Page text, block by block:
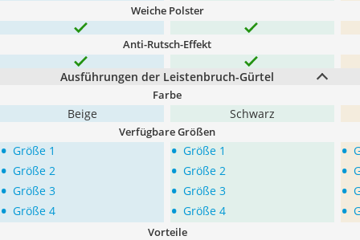
Weiche Polster
Anti-Rutsch-Effekt
Ausführungen der Leistenbruch-Gürtel
Farbe
Beige Schwarz
Verfügbare Größen
• Größe 1
• Größe 2
• Größe 3
• Größe 4
• Größe 1
• Größe 2
• Größe 3
• Größe 4
•
•
•
•
Vorteile